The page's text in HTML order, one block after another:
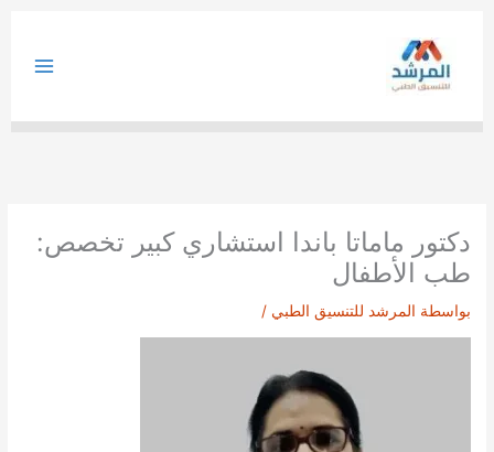
دكتور ماماتا باندا استشاري كبير تخصص:
طب الأطفال
بواسطة المرشد للتنسيق الطبي/